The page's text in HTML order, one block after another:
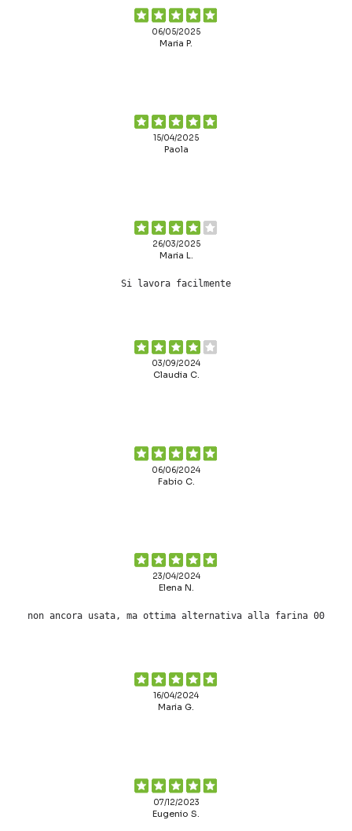
06/05/2025
Maria P.
15/04/2025
Paola
26/03/2025
Maria L.
Si lavora facilmente
03/09/2024
Claudia C.
06/06/2024
Fabio C.
23/04/2024
Elena N.
non ancora usata, ma ottima alternativa alla farina 00
16/04/2024
Maria G.
07/12/2023
Eugenio S.